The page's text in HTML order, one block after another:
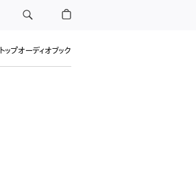
トップオーディオブック